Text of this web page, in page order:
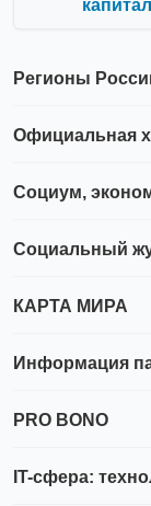
Регионы
Официальная
Социум,
Социальный
КАРТА МИРА
Информация
PRO BONO
IT-сфера: